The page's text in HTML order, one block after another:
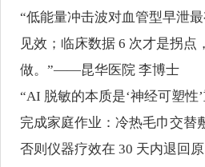
“低能量冲击波对血管型早泄
见效；临床数据 6 次才是拐点
做。”——昆华医院 李博士
“AI 脱敏的本质是‘神经可塑性
完成家庭作业：冷热毛巾交替
否则仪器疗效在 30 天内退回